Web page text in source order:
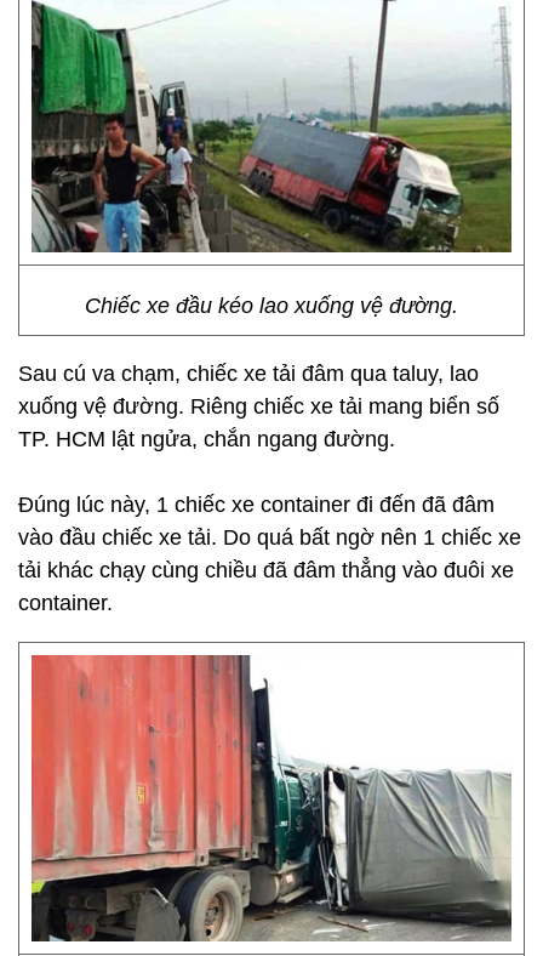
Chiếc xe đầu kéo lao xuống vệ đường.
Sau cú va chạm, chiếc xe tải đâm qua taluy, lao
xuống vệ đường. Riêng chiếc xe tải mang biển số
TP. HCM lật ngửa, chắn ngang đường.
Đúng lúc này, 1 chiếc xe container đi đến đã đâm
vào đầu chiếc xe tải. Do quá bất ngờ nên 1 chiếc xe
tải khác chạy cùng chiều đã đâm thẳng vào đuôi xe
container.